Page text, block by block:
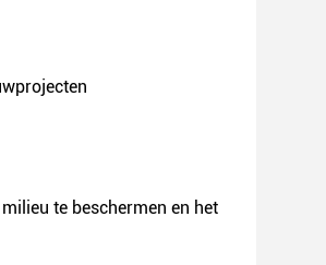
te beschermen en het